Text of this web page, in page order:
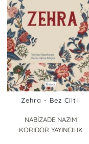
Zehra - Bez Ciltli
NABİZADE NAZIM
KORİDOR YAYINCILIK